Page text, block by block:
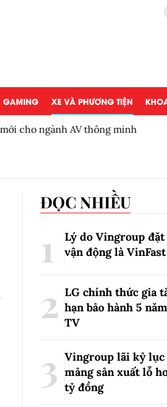
GAMING XE VÀ PHƯƠNG TIỆN
cho ngành AV thông minh
ĐỌC NHIỀU
Lý do Vingroup đặt
vận động là VinFast
LG chính thức gia
hạn bảo hành 5
TV
Vingroup lãi kỷ lục
mảng sản xuất lỗ
tỷ đồng